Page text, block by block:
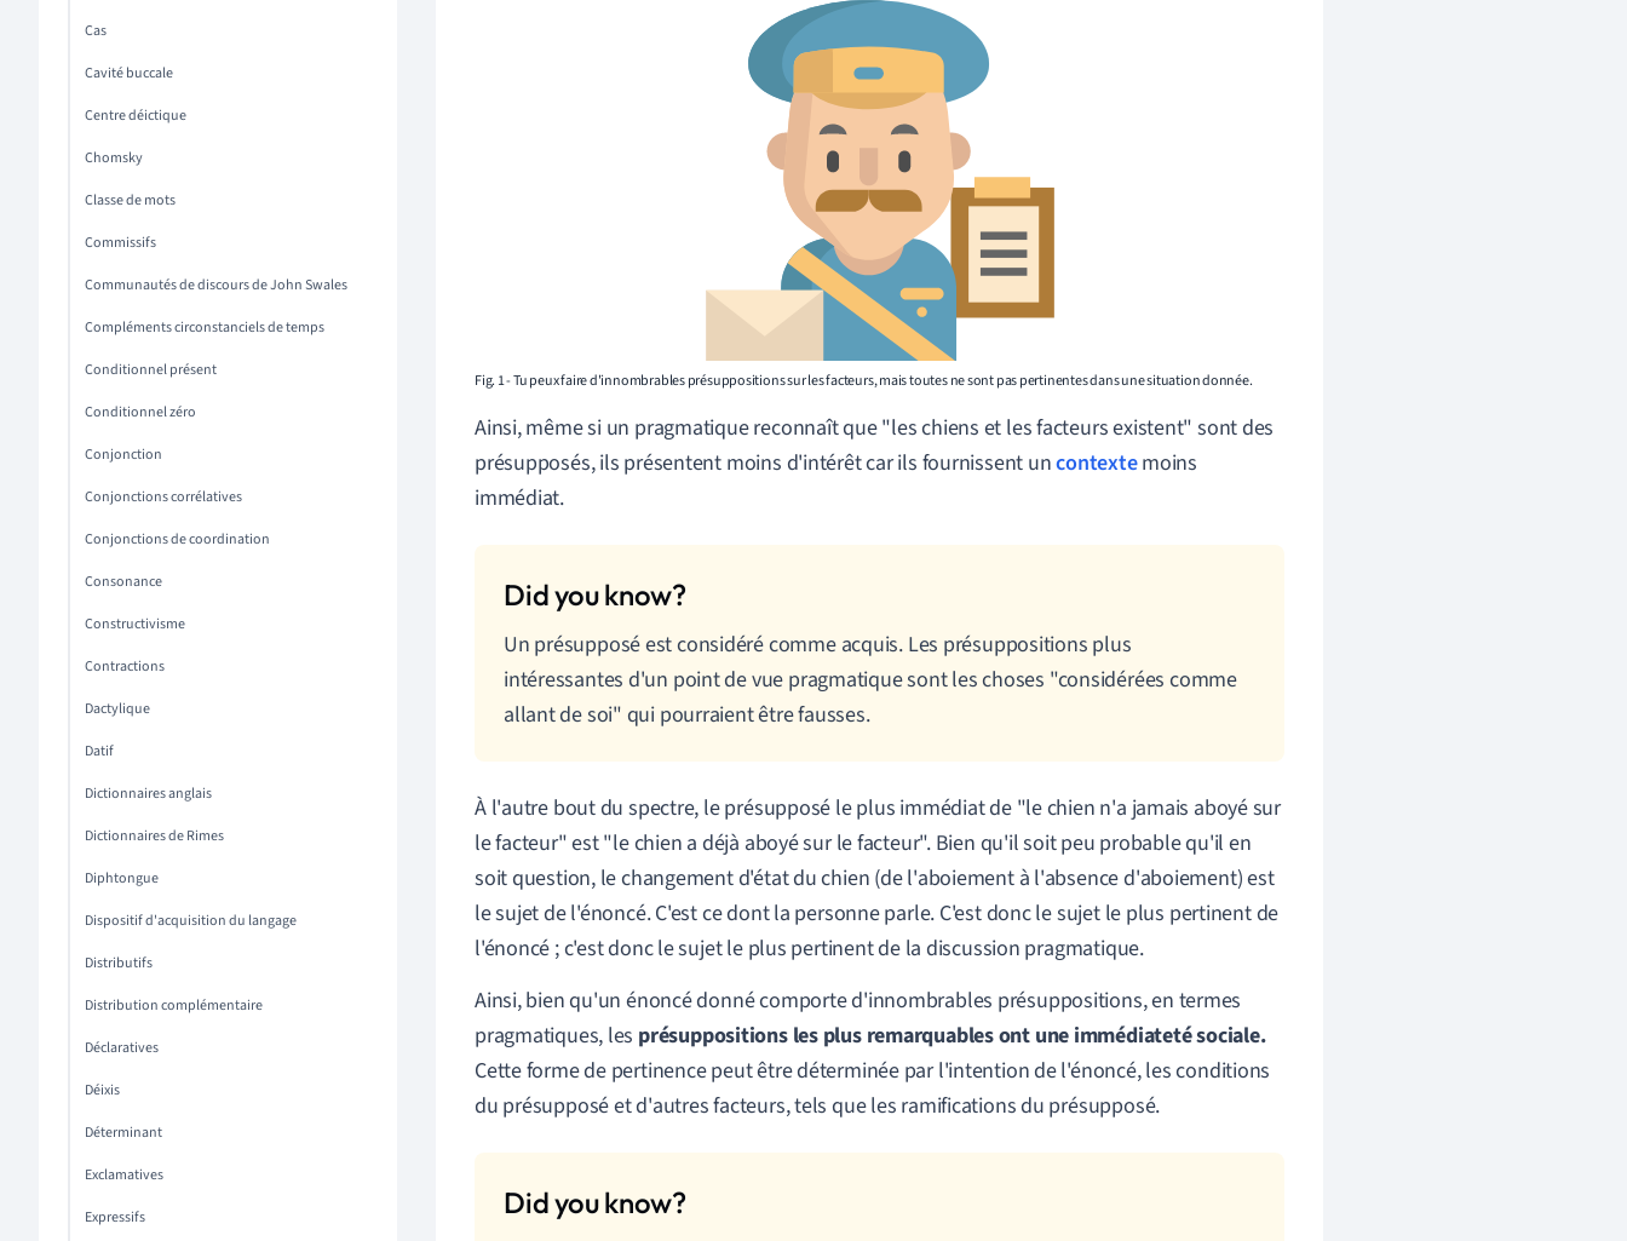
Cas
Cavité buccale
Centre déictique
Chomsky
Classe de mots
Commissifs
Communautés de discours de John Swales
Compléments circonstanciels de temps
Conditionnel présent
Conditionnel zéro
Conjonction
Conjonctions corrélatives
Conjonctions de coordination
Consonance
Constructivisme
Contractions
Dactylique
Datif
Dictionnaires anglais
Dictionnaires de Rimes
Diphtongue
Dispositif d'acquisition du langage
Distributifs
Distribution complémentaire
Déclaratives
Déixis
Déterminant
Exclamatives
Expressifs
Fig. 1 - Tu peux faire d'innombrables présuppositions sur les facteurs, mais toutes ne sont pas pertinentes dans une situation donnée.
Ainsi, même si un pragmatique reconnaît que "les chiens et les facteurs existent" sont des
présupposés, ils présentent moins d'intérêt car ils fournissent uncontextemoins
immédiat.
Un présupposé est considéré comme acquis. Les présuppositions plus
intéressantes d'un point de vue pragmatique sont les choses "considérées comme
allant de soi" qui pourraient être fausses.
À l'autre bout du spectre, le présupposé le plus immédiat de "le chien n'a jamais aboyé sur
le facteur" est "le chien a déjà aboyé sur le facteur". Bien qu'il soit peu probable qu'il en
soit question, le changement d'état du chien (de l'aboiement à l'absence d'aboiement) est
le sujet de l'énoncé. C'est ce dont la personne parle. C'est donc le sujet le plus pertinent de
l'énoncé ; c'est donc le sujet le plus pertinent de la discussion pragmatique.
Ainsi, bien qu'un énoncé donné comporte d'innombrables présuppositions, en termes
pragmatiques, les présuppositions les plus remarquables ont une immédiateté sociale.
Cette forme de pertinence peut être déterminée par l'intention de l'énoncé, les conditions
du présupposé et d'autres facteurs, tels que les ramifications du présupposé.